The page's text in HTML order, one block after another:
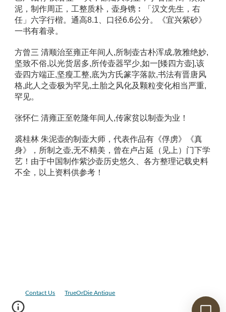
泥，制作周正，工整质朴，壶身镌︰「汉文先生，右
任」六字行楷。通高8.1、口径6.6公分。《宜兴紫砂》
一书有着录。
方曾三 清顺治至雍正年间人,所制壶古朴浑成,敦雅绝妙,
坚致不俗,以光货居多,所传壶器罕少,如一[矮四方壶],该
壶四方端正,坚瘦工整,底为方氏篆字落款,书法有晋唐风
格,此人之壶极为罕见,土胎之风化及颗粒变化相当严重,
罕见。
张怀仁 清雍正至乾隆年间人,传家贫以制壶为业！
裘桂林 朱泥壶的制壶大师，代表作品有《俘虏》《真
身》，所制之壶,无不精美，曾在卢占延（见上）门下学
艺！由于中国制作紫沙壶历史悠久、各方整理记载史料
不全，以上资料供参考！
Contact Us TrueOrDie Antique